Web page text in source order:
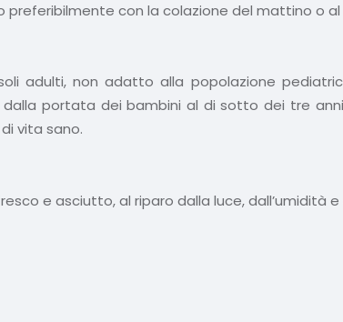
preferibilmente con la colazione del mattino o
adulti, non adatto alla popolazione
dalla portata dei bambini al di sotto dei tre
vita sano.
e asciutto, al riparo dalla luce, dall’umidità